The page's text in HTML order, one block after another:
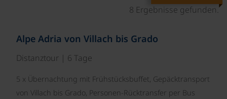
8 Ergebnisse gefunden.
Alpe Adria von Villach bis Grado
Distanztour | 6 Tage
5 x Übernachtung mit Frühstücksbuffet, Gepäcktransport
von Villach bis Grado, Personen-Rücktransfer per Bus